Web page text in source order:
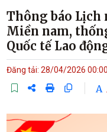
Thông báo Lịch
Miền nam,
Quốc tế Lao
Đăng tải: 28/04/2026 00:00
A